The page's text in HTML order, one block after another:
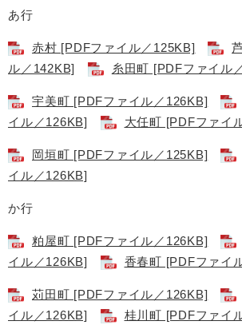
あ行
赤村 [PDFファイル／125KB]
ル／142KB]
糸田町 [PDFファイル
宇美町 [PDFファイル／126KB]
イル／126KB]
大任町 [PDFファイ
岡垣町 [PDFファイル／125KB]
イル／126KB]
か行
粕屋町 [PDFファイル／126KB]
イル／126KB]
香春町 [PDFファイ
苅田町 [PDFファイル／126KB]
イル／126KB]
桂川町 [PDFファイ